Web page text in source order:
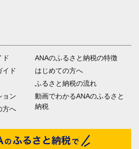
ド
イド
ョン
方へ
ANAのふるさと納税の特徴
はじめての方へ
ふるさと納税の流れ
動画でわかるANAのふるさと
納税